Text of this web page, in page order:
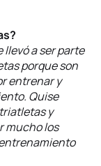
llevó a ser parte
porque son
entrenar y
Quise
y
mucho los